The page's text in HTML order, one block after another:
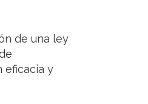
de una ley
eficacia y